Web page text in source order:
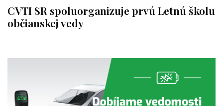
CVTI SR spoluorganizuje prvú Letnú školu
občianskej vedy